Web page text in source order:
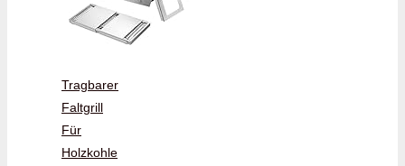
Tragbarer
Faltgrill
Für
Holzkohle